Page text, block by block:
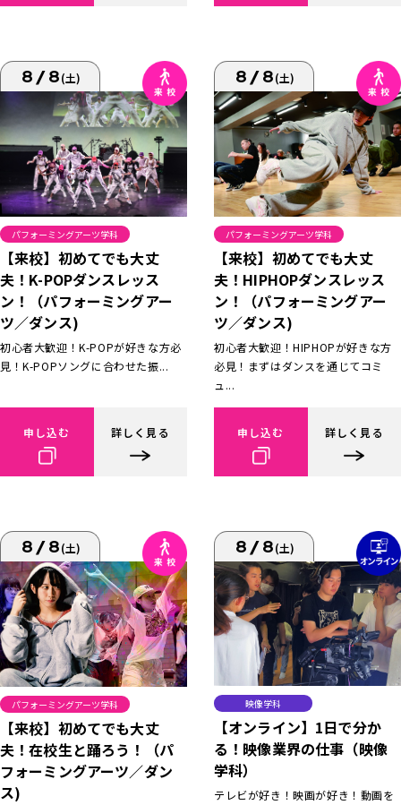
8/8(土)
パフォーミングアーツ学科
【来校】初めてでも大丈
夫！K-POPダンスレッス
ン！（パフォーミングアー
ツ／ダンス)
初心者大歓迎！K-POPが好きな方必
見！K-POPソングに合わせた振...
申し込む 詳しく見る
8/8(土)
パフォーミングアーツ学科
【来校】初めてでも大丈
夫！HIPHOPダンスレッス
ン！（パフォーミングアー
ツ／ダンス)
初心者大歓迎！HIPHOPが好きな方
必見！まずはダンスを通じてコミ
ュ...
申し込む 詳しく見る
8/8(土)
パフォーミングアーツ学科
【来校】初めてでも大丈
夫！在校生と踊ろう！（パ
フォーミングアーツ／ダン
ス)
8/8(土)
映像学科
【オンライン】1日で分か
る！映像業界の仕事（映像
学科）
テレビが好き！映画が好き！動画を